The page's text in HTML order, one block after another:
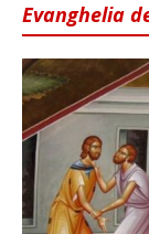
Evanghelia